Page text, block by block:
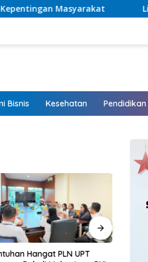
Listrik Hadir, Harapan
Bisnis Kesehatan Pendidikan
Hangat PLN UPT